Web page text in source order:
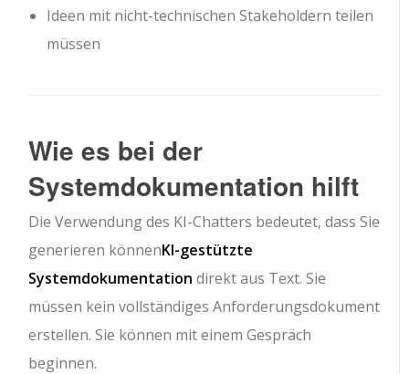
Ideen mit nicht-technischen Stakeholdern teilen
müssen
Wie es bei der
Systemdokumentation hilft
Die Verwendung des KI-Chatters bedeutet, dass Sie
generieren könnenKI-gestützte
Systemdokumentation direkt aus Text. Sie
müssen kein vollständiges Anforderungsdokument
erstellen. Sie können mit einem Gespräch
beginnen.